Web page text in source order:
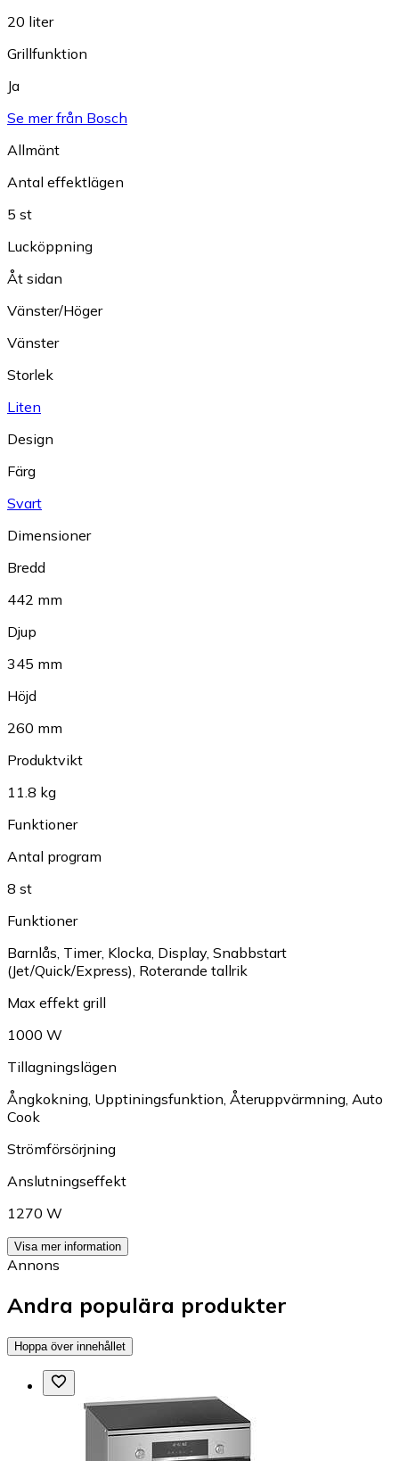
20 liter
Grillfunktion
Ja
Se mer från Bosch
Allmänt
Antal effektlägen
5 st
Lucköppning
Åt sidan
Vänster/Höger
Vänster
Storlek
Liten
Design
Färg
Svart
Dimensioner
Bredd
442 mm
Djup
345 mm
Höjd
260 mm
Produktvikt
11.8 kg
Funktioner
Antal program
8 st
Funktioner
Barnlås, Timer, Klocka, Display, Snabbstart
(Jet/Quick/Express), Roterande tallrik
Max effekt grill
1000 W
Tillagningslägen
Ångkokning, Upptiningsfunktion, Återuppvärmning, Auto
Cook
Strömförsörjning
Anslutningseffekt
1270 W
Visa mer information
Annons
Andra populära produkter
Hoppa över innehållet